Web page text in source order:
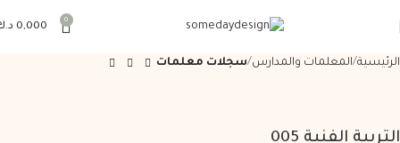
0
0,000
الرئيسية المعلمات والمدارس سجلات معلمات
التربية الفنية 005